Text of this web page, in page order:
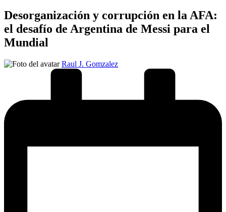
Desorganización y corrupción en la AFA:
el desafío de Argentina de Messi para el
Mundial
Publicado
Raul J. Gomzalez